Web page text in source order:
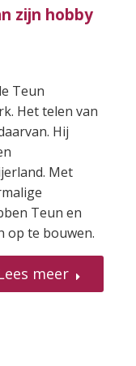
zijn hobby
Teun
Het telen van
Hij
Met
Teun en
op te bouwen.
meer